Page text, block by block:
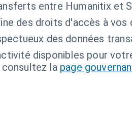
entre Humanitix et
des droits d'accès à vos
des données
disponibles pour
la page